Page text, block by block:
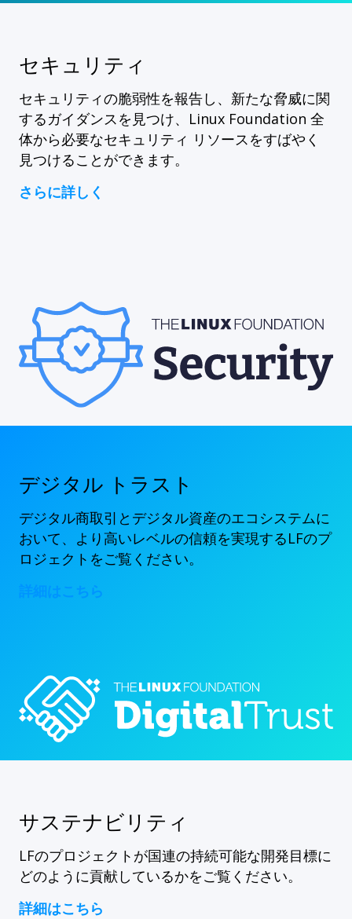
セキュリティ
セキュリティの脆弱性を報告し、新たな脅威に関
するガイダンスを見つけ、Linux Foundation 全
体から必要なセキュリティ リソースをすばやく
見つけることができます。
さらに詳しく
デジタル トラスト
デジタル商取引とデジタル資産のエコシステムに
おいて、より高いレベルの信頼を実現するLFのプ
ロジェクトをご覧ください。
詳細はこちら
サステナビリティ
LFのプロジェクトが国連の持続可能な開発目標に
どのように貢献しているかをご覧ください。
詳細はこちら